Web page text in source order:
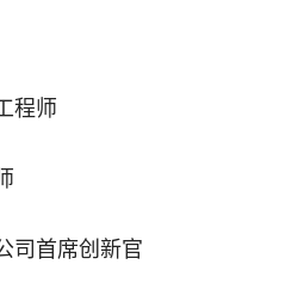
程师
司首席创新官